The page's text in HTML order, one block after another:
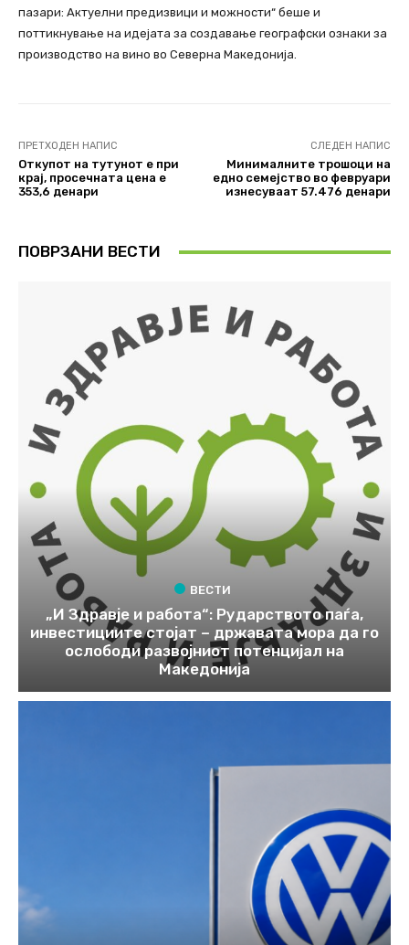
пазари: Актуелни предизвици и можности“ беше и
поттикнување на идејата за создавање географски ознаки за
производство на вино во Северна Македонија.
ПРЕТХОДЕН НАПИС
Откупот на тутунот e при
крај, просечната цена е
353,6 денари
СЛЕДЕН НАПИС
Минималните трошоци на
едно семејство во февруари
изнесуваат 57.476 денари
ПОВРЗАНИ ВЕСТИ
ВЕСТИ
„И Здравје и работа“: Рударството паѓа,
инвестициите стојат – државата мора да го
ослободи развојниот потенцијал на
Македонија